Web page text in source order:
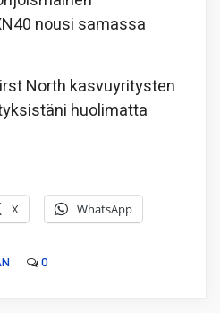
nousi samassa
North kasvuyritysten
huolimatta
X WhatsApp
0